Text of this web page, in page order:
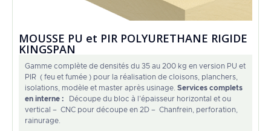
MOUSSE PU et PIR POLYURETHANE RIGIDE
KINGSPAN
Gamme complète de densités du 35 au 200 kg en version PU et
PIR ( feu et fumée ) pour la réalisation de cloisons, planchers,
isolations, modèle et master après usinage. Services complets
en interne : Découpe du bloc à l’épaisseur horizontal et ou
vertical – CNC pour découpe en 2D – Chanfrein, perforation,
rainurage.